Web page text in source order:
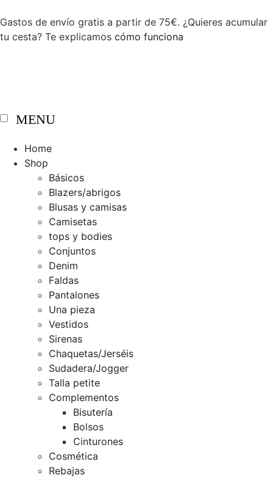
Gastos de envío gratis a partir de 75€. ¿Quieres acumular
tu cesta? Te explicamos cómo funciona
MENU
Home
Shop
Básicos
Blazers/abrigos
Blusas y camisas
Camisetas
tops y bodies
Conjuntos
Denim
Faldas
Pantalones
Una pieza
Vestidos
Sirenas
Chaquetas/Jerséis
Sudadera/Jogger
Talla petite
Complementos
Bisutería
Bolsos
Cinturones
Cosmética
Rebajas